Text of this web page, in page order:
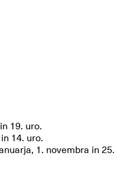
19. uro.
14. uro.
1. novembra in 25.